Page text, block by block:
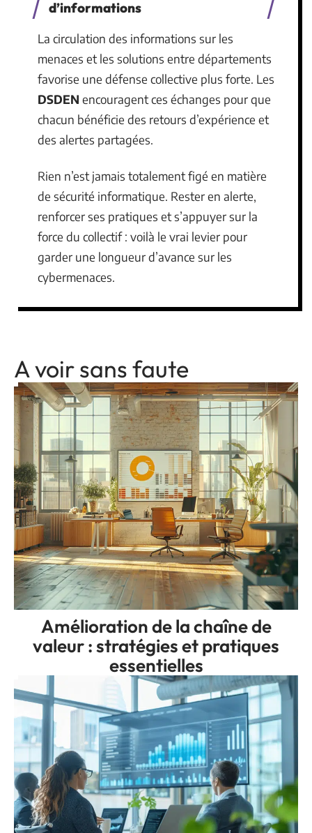
d’informations
La circulation des informations sur les
menaces et les solutions entre départements
favorise une défense collective plus forte. Les
DSDEN encouragent ces échanges pour que
chacun bénéficie des retours d’expérience et
des alertes partagées.
Rien n’est jamais totalement figé en matière
de sécurité informatique. Rester en alerte,
renforcer ses pratiques et s’appuyer sur la
force du collectif : voilà le vrai levier pour
garder une longueur d’avance sur les
cybermenaces.
A voir sans faute
Amélioration de la chaîne de
valeur : stratégies et pratiques
essentielles